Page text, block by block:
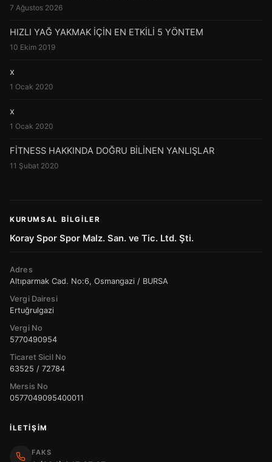
7 Ağustos 2026
HIZLI YAĞ YAKMAK İÇİN EN ETKİLİ 5 YÖNTEM
10 Ekim 2019
x
1 Ocak 2020
x
1 Ocak 2020
FİTNESS HAKKINDA DOĞRU BİLİNEN YANLIŞLAR
11 Şubat 2020
KURUMSAL BILGILER
Koray Spor Spor Malz. San. ve Tic. Ltd. Şti.
Adres
Altıparmak Cad. No:6, Osmangazi / BURSA
Vergi Dairesi
Ertuğrulgazi
Vergi No
5770490954
Ticaret Sicil No
63525 / 72784
Mersis No
0577049095400011
İLETIŞIM
FAKS